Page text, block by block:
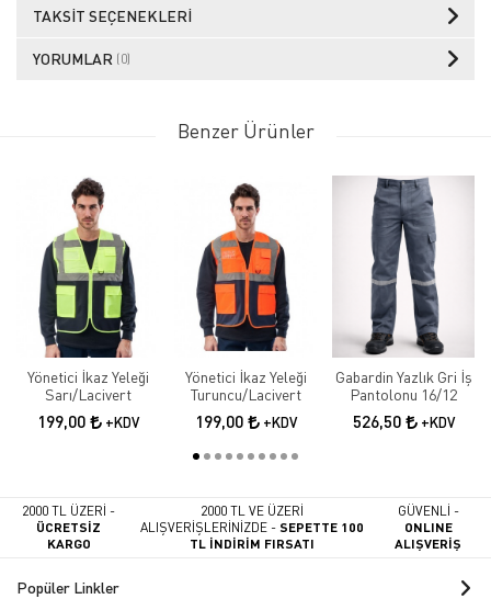
TAKSIT SEÇENEKLERI
YORUMLAR (0)
Benzer Ürünler
Yönetici İkaz Yeleği
Sarı/Lacivert
199,00 +KDV
Yönetici İkaz Yeleği
Turuncu/Lacivert
199,00 +KDV
Gabardin Yazlık Gri İş
Pantolonu 16/12
526,50 +KDV
2000 TL ÜZERİ -
ÜCRETSİZ
KARGO
2000 TL VE ÜZERİ
ALIŞVERİŞLERİNİZDE -SEPETTE 100
TL İNDİRİM FIRSATI
GÜVENLİ -
ONLINE
ALIŞVERİŞ
Popüler Linkler